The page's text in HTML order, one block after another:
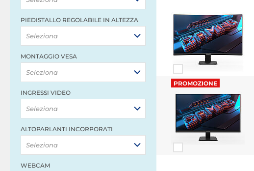
PIEDISTALLO REGOLABILE IN ALTEZZA
Seleziona
MONTAGGIO VESA
Seleziona
INGRESSI VIDEO
Seleziona
ALTOPARLANTI INCORPORATI
Seleziona
WEBCAM
PROMOZIONE